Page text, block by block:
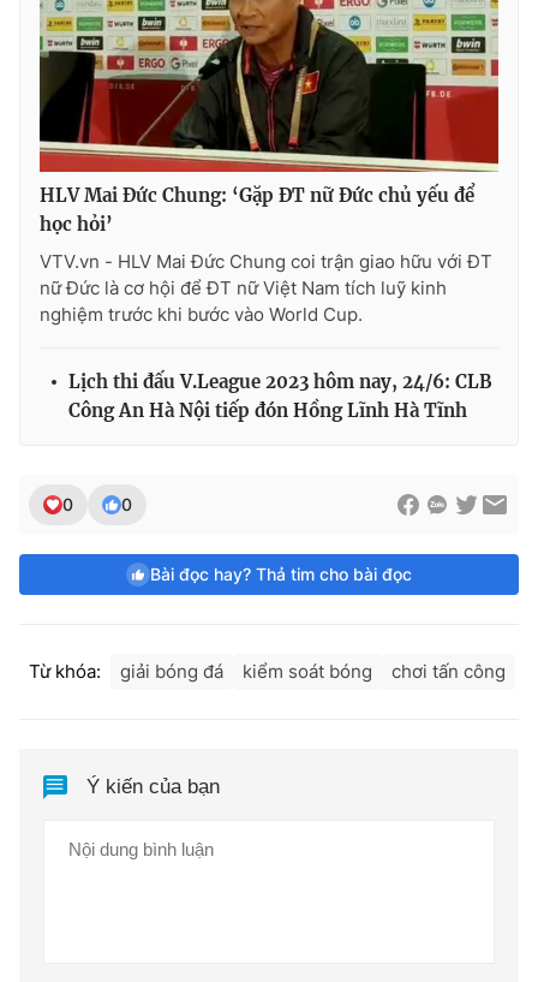
HLV Mai Đức Chung: ‘Gặp ĐT nữ Đức chủ yếu để
học hỏi’
VTV.vn - HLV Mai Đức Chung coi trận giao hữu với ĐT
nữ Đức là cơ hội để ĐT nữ Việt Nam tích luỹ kinh
nghiệm trước khi bước vào World Cup.
Lịch thi đấu V.League 2023 hôm nay, 24/6: CLB
Công An Hà Nội tiếp đón Hồng Lĩnh Hà Tĩnh
0 0
Bài đọc hay? Thả tim cho bài đọc
Từ khóa: giải bóng đá kiểm soát bóng chơi tấn công
Ý kiến của bạn